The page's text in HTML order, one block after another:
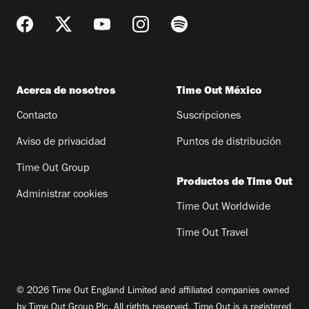
Acerca de nosotros
Contacto
Aviso de privacidad
Time Out Group
Administrar cookies
Time Out México
Suscripciones
Puntos de distribución
Productos de Time Out
Time Out Worldwide
Time Out Travel
© 2026 Time Out England Limited and affiliated companies owned